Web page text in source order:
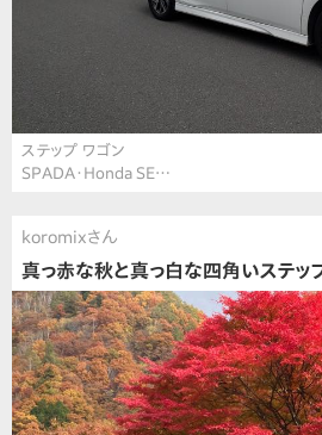
ステップ ワゴン
SPADA・Honda SE…
koromixさん
真っ赤な秋と真っ白な四角いステッ